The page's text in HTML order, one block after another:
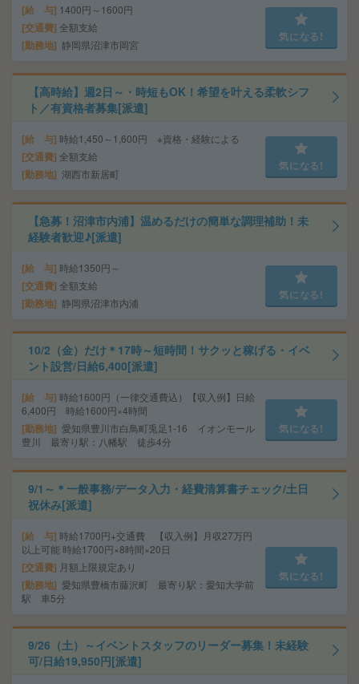
給 与 1400円～1600円
交通費 全額支給
勤務地 静岡県沼津市岡宮
気になる!
【高時給】週2日～・時短もOK！希望を叶える柔軟シフ
ト／有資格者募集[派遣]
給 与 時給1,450～1,600円 ※資格・経験による
交通費 全額支給
勤務地 湖西市新居町
気になる!
【急募！沼津市内浦】温めるだけの簡単な調理補助！未
経験者歓迎♪[派遣]
給 与 時給1350円～
交通費 全額支給
勤務地 静岡県沼津市内浦
気になる!
10/2（金）だけ＊17時～短時間！サクッと稼げる・イベ
ント設営/日給6,400[派遣]
給 与 時給1600円（一律交通費込）【収入例】日給
6,400円 時給1600円×4時間
勤務地 愛知県豊川市白鳥町兎足1-16 イオンモール
豊川 最寄り駅：八幡駅 徒歩4分
気になる!
9/1～＊一般事務/データ入力・経費清算書チェック/土日
祝休み[派遣]
給 与 時給1700円+交通費 【収入例】月収27万円
以上可能 時給1700円×8時間×20日
交通費 月額上限規定あり
勤務地 愛知県豊橋市藤沢町 最寄り駅：愛知大学前
駅 車5分
気になる!
9/26（土）～イベントスタッフのリーダー募集！未経験
可/日給19,950円[派遣]